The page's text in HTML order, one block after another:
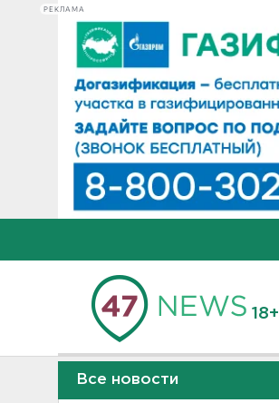
РЕКЛАМА
18+
Все новости